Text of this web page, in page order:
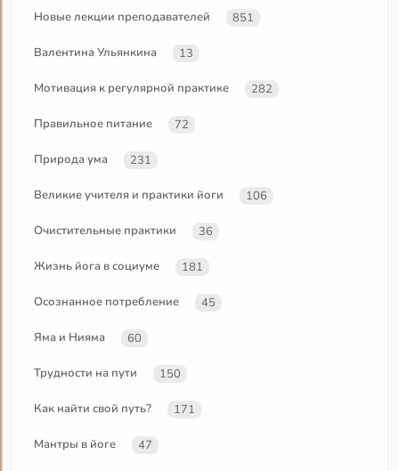
Новые лекции преподавателей 851
Валентина Ульянкина 13
Мотивация к регулярной практике 282
Правильное питание 72
Природа ума 231
Великие учителя и практики йоги 106
Очистительные практики 36
Жизнь йога в социуме 181
Осознанное потребление 45
Яма и Нияма 60
Трудности на пути 150
Как найти свой путь? 171
Мантры в йоге 47